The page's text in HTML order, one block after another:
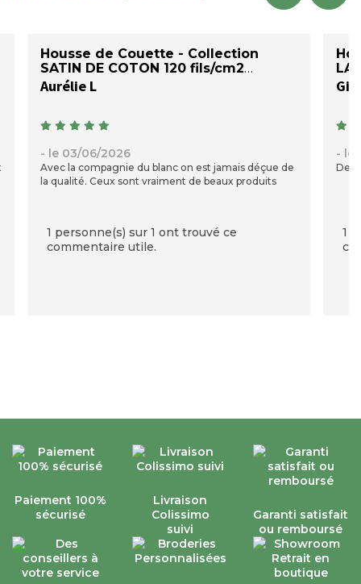
Housse de Couette - Collection
SATIN DE COTON 120 fils/cm2
Aurélie L
- le 03/06/2026
Avec la compagnie du blanc on est jamais déçue de
la qualité. Ceux sont vraiment de beaux produits
1 personne(s) sur 1 ont trouvé ce
commentaire utile.
- le
De
1
Paiement 100%
sécurisé
Livraison
Colissimo
suivi
Garanti satisfait
ou remboursé